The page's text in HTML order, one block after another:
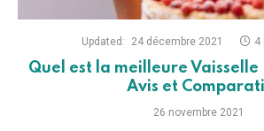
Updated: 24 décembre 2021 4
Quel est la meilleure Vaisselle
Avis et
26 novembre 2021